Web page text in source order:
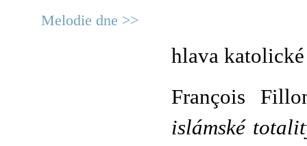
Melodie dne >>
hlava
François
islámské